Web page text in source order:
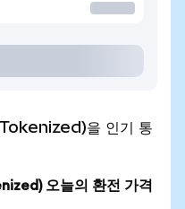
을 인기 통
오늘의 환전 가격